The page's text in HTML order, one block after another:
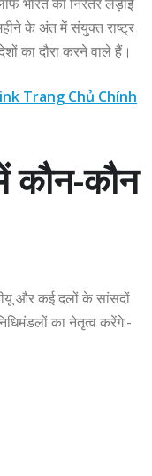
के अंत में संयुक्त राष्ट्र
का दौरा करने वाले हैं।
Trang Chủ Chính
कौन-कौन
और कई दलों के सांसदों
का नेतृत्व करेंगे:-